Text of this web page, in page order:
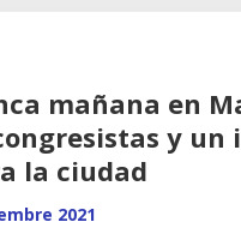
mañana en
y un
la ciudad
2021